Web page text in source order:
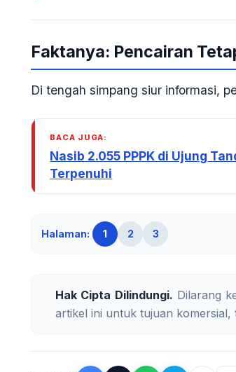
Faktanya: Pencairan
Di tengah simpang siur informasi,
BACA JUGA:
Nasib 2.055 PPPK di Ujung
Terpenuhi
Halaman: 1 2 3
Hak Cipta Dilindungi. Dilarang
artikel ini untuk tujuan komersial,